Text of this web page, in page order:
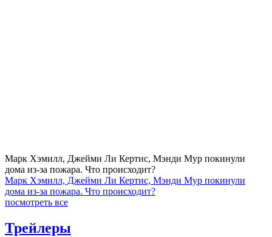
Марк Хэмилл, Джейми Ли Кертис, Мэнди Мур покинули
дома из-за пожара. Что происходит?
Марк Хэмилл, Джейми Ли Кертис, Мэнди Мур покинули
дома из-за пожара. Что происходит?
посмотреть все
Трейлеры